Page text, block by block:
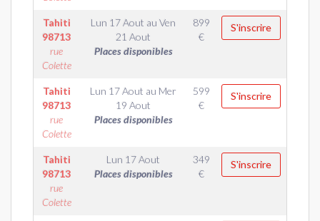
Tahiti
98713
rue
Colette
Lun 17 Aout au Ven
21 Aout
Places disponibles
899
€
S'inscrire
Tahiti
98713
rue
Colette
Lun 17 Aout au Mer
19 Aout
Places disponibles
599
€
S'inscrire
Tahiti
98713
rue
Colette
Lun 17 Aout
Places disponibles
349
€
S'inscrire